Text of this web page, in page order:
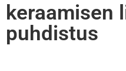
keraamisen
puhdistus